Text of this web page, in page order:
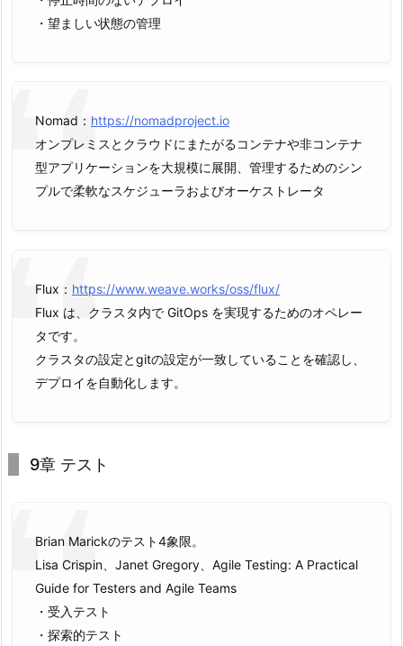
・望ましい状態の管理
Nomad： https://nomadproject.io
オンプレミスとクラウドにまたがるコンテナや非コンテナ
型アプリケーションを大規模に展開、管理するためのシン
プルで柔軟なスケジューラおよびオーケストレータ
Flux： https://www.weave.works/oss/flux/
Flux は、クラスタ内で GitOps を実現するためのオペレー
タです。
クラスタの設定とgitの設定が一致していることを確認し、
デプロイを自動化します。
9章 テスト
Brian Marickのテスト4象限。
Lisa Crispin、Janet Gregory、Agile Testing: A Practical
Guide for Testers and Agile Teams
・受入テスト
・探索的テスト